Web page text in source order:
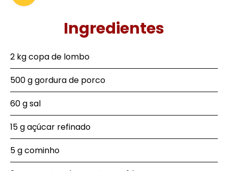
Ingredientes
2 kg copa de lombo
500 g gordura de porco
60 g sal
15 g açúcar refinado
5 g cominho